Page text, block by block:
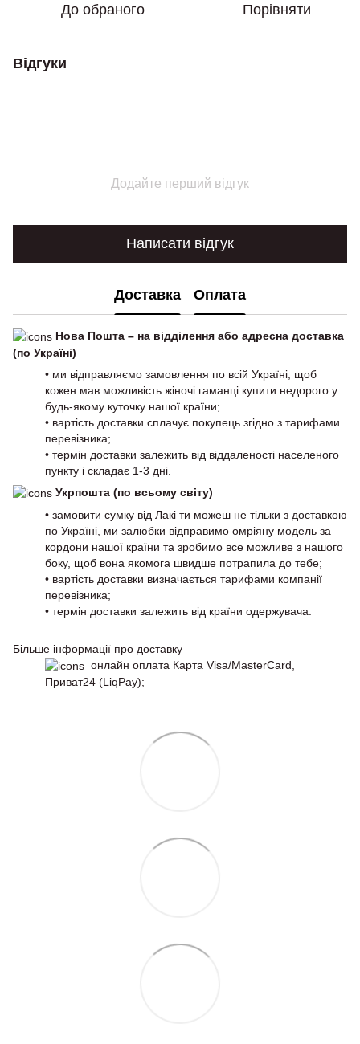
До обраного Порівняти
Відгуки
Додайте перший відгук
Написати відгук
Доставка Оплата
Нова Пошта – на відділення або адресна доставка
(по Україні)
• ми відправляємо замовлення по всій Україні, щоб
кожен мав можливість жіночі гаманці купити недорого у
будь-якому куточку нашої країни;
• вартість доставки сплачує покупець згідно з тарифами
перевізника;
• термін доставки залежить від віддаленості населеного
пункту і складає 1-3 дні.
Укрпошта (по всьому світу)
• замовити сумку від Лакі ти можеш не тільки з доставкою
по Україні, ми залюбки відправимо омріяну модель за
кордони нашої країни та зробимо все можливе з нашого
боку, щоб вона якомога швидше потрапила до тебе;
• вартість доставки визначається тарифами компанії
перевізника;
• термін доставки залежить від країни одержувача.
Більше інформації про доставку
онлайн оплата Карта Visa/MasterCard,
Приват24 (LiqPay);